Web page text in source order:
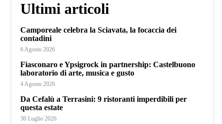
Ultimi articoli
Camporeale celebra la Sciavata, la focaccia dei
contadini
6 Agosto 2026
Fiasconaro e Ypsigrock in partnership: Castelbuono
laboratorio di arte, musica e gusto
4 Agosto 2026
Da Cefalù a Terrasini: 9 ristoranti imperdibili per
questa estate
30 Luglio 2026